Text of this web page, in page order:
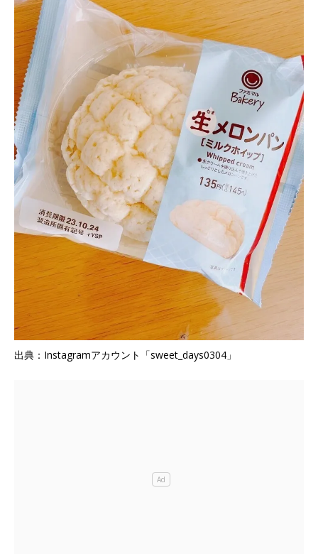
出典：Instagramアカウント「sweet_days0304」